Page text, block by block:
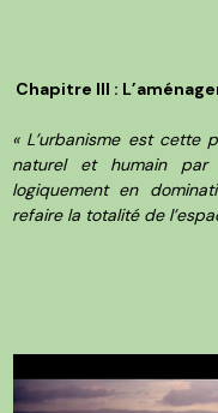
Chapitre III :
« L’urbanisme est cette
naturel et humain par
logiquement en
refaire la totalité de